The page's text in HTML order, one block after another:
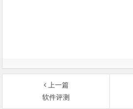
上一篇
软件评测